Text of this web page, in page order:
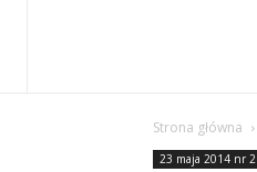
Strona główna
23 maja 2014 nr